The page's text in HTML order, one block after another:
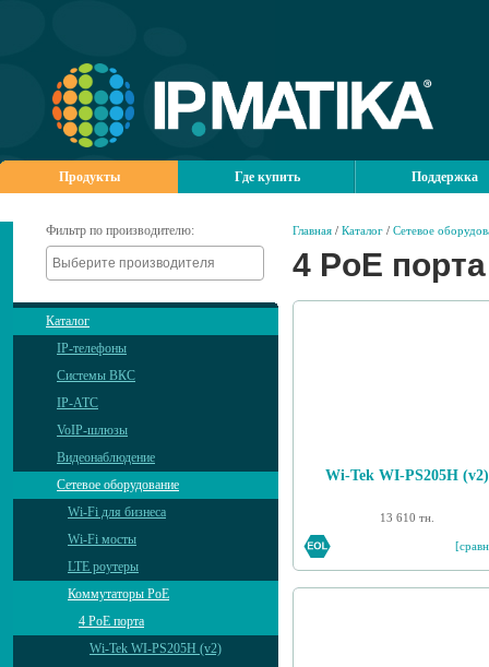
Продукты Где купить Поддержка
Фильтр по производителю:
Каталог
IP-телефоны
Системы ВКС
IP-АТС
VoIP-шлюзы
Видеонаблюдение
Сетевое оборудование
Wi-Fi для бизнеса
Wi-Fi мосты
LTE роутеры
Коммутаторы PoE
4 PoE порта
Wi-Tek WI-PS205H (v2)
Главная / Каталог / Сетевое
4 PoE порта
Wi-Tek WI-PS205H (v2)
13 610 тн.